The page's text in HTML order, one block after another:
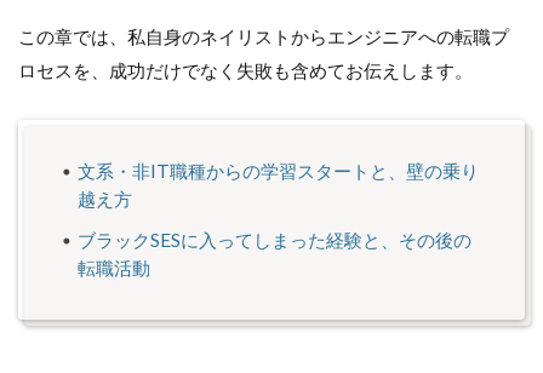
この章では、私自身のネイリストからエンジニアへの転職プ
ロセスを、成功だけでなく失敗も含めてお伝えします。
文系・非IT職種からの学習スタートと、壁の乗り
越え方
ブラックSESに入ってしまった経験と、その後の
転職活動